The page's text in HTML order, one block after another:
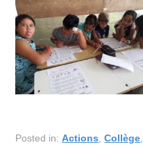
Posted in:Actions,Collège,